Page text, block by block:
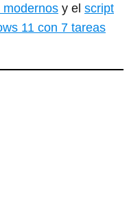
y el script
11 con 7 tareas